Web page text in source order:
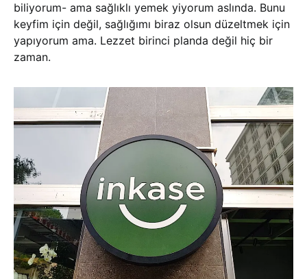
biliyorum- ama sağlıklı yemek yiyorum aslında. Bunu
keyfim için değil, sağlığımı biraz olsun düzeltmek için
yapıyorum ama. Lezzet birinci planda değil hiç bir
zaman.